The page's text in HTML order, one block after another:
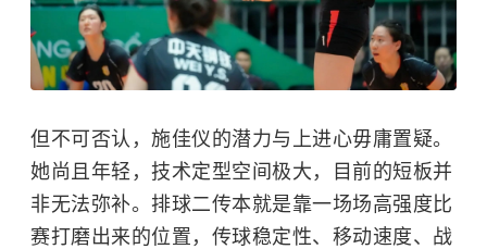
但不可否认，施佳仪的潜力与上进心毋庸置疑。
她尚且年轻，技术定型空间极大，目前的短板并
非无法弥补。排球二传本就是靠一场场高强度比
赛打磨出来的位置，传球稳定性、移动速度、战